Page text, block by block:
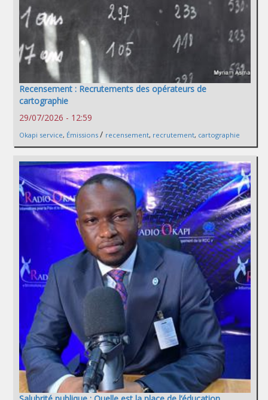
Recensement : Recrutements des opérateurs de
cartographie
29/07/2026 - 12:59
Okapi service, Émissions / recensement, recrutement, cartographie